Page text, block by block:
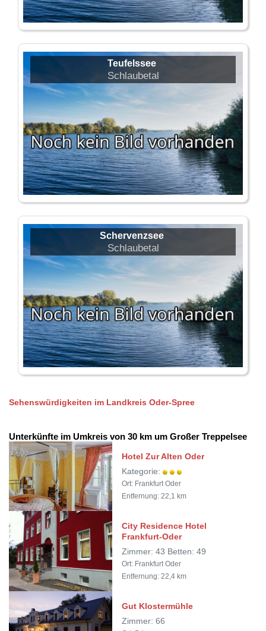
Teufelssee
Schlaubetal
Schervenzsee
Schlaubetal
Sehenswürdigkeiten im Landkreis Oder-Spree
Unterkünfte im Umkreis von 30 km um Großer Treppelsee
Hotel Zur Alten Oder
Kategorie:
Ort: Frankfurt Oder
Entfernung: 22,1 km
City Residence Hotel
Frankfurt-Oder
Zimmer: 43 Betten: 49
Ort: Frankfurt Oder
Entfernung: 22,4 km
Gut Klostermühle
Zimmer: 66